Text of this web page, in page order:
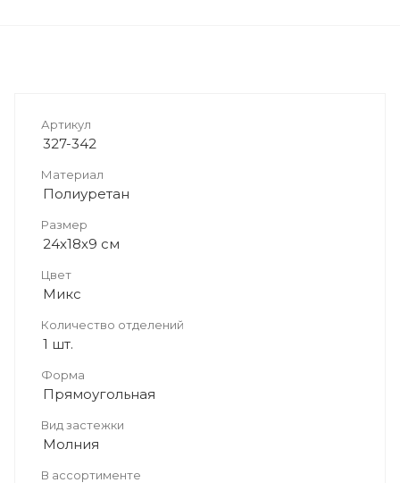
Артикул
327-342
Материал
Полиуретан
Размер
24х18х9 см
Цвет
Микс
Количество отделений
1 шт.
Форма
Прямоугольная
Вид застежки
Молния
В ассортименте